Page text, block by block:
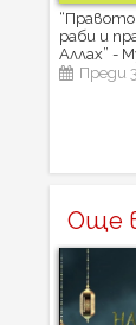
раби и
Аллах” -
Преди
Още